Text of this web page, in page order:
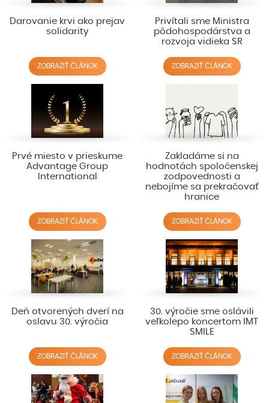
Darovanie krvi ako prejav
solidarity
ZOBRAZIŤ ČLÁNOK
Privítali sme Ministra
pôdohospodárstva a
rozvoja vidieka SR
ZOBRAZIŤ ČLÁNOK
Prvé miesto v prieskume
Advantage Group
International
ZOBRAZIŤ ČLÁNOK
Zakladáme si na
hodnotách spoločenskej
zodpovednosti a
nebojíme sa prekračovať
hranice
ZOBRAZIŤ ČLÁNOK
Deň otvorených dverí na
oslavu 30. výročia
ZOBRAZIŤ ČLÁNOK
30. výročie sme oslávili
veľkolepo koncertom IMT
SMILE
ZOBRAZIŤ ČLÁNOK